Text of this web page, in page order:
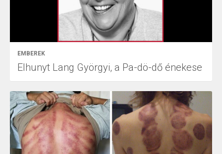
EMBEREK
Elhunyt Lang Györgyi, a Pa-dö-dő énekese